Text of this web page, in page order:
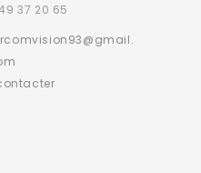
37 20 65